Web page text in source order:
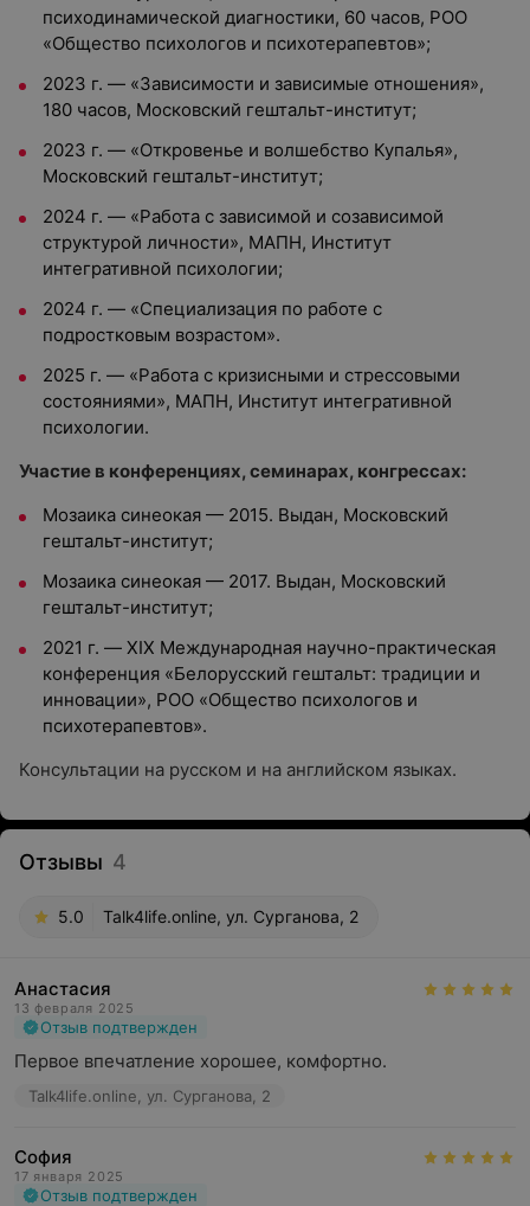
психодинамической диагностики, 60 часов, РОО
«Общество психологов и психотерапевтов»;
2023 г. — «Зависимости и зависимые отношения»,
180 часов, Московский гештальт-институт;
2023 г. — «Откровенье и волшебство Купалья»,
Московский гештальт-институт;
2024 г. — «Работа с зависимой и созависимой
структурой личности», МАПН, Институт
интегративной психологии;
2024 г. — «Специализация по работе с
подростковым возрастом».
2025 г. — «Работа с кризисными и стрессовыми
состояниями», МАПН, Институт интегративной
психологии.
Участие в конференциях, семинарах, конгрессах:
Мозаика синеокая — 2015. Выдан, Московский
гештальт-институт;
Мозаика синеокая — 2017. Выдан, Московский
гештальт-институт;
2021 г. — XIX Международная научно-практическая
конференция «Белорусский гештальт: традиции и
инновации», РОО «Общество психологов и
психотерапевтов».
Консультации на русском и на английском языках.
Отзывы 4
5.0 Talk4life.online, ул. Сурганова, 2
Анастасия
13 февраля 2025
Отзыв подтвержден
Первое впечатление хорошее, комфортно.
Talk4life.online, ул. Сурганова, 2
София
17 января 2025
Отзыв подтвержден